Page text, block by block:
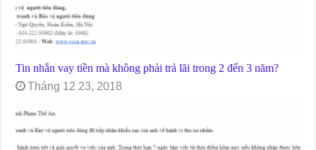
Tin nhắn vay tiền mà không phải trả lãi trong 2 đến 3 năm?
Tháng 12 23, 2018